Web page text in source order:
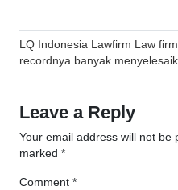
Post
navigation
LQ Indonesia Lawfirm Law
recordnya banyak
Leave a Reply
Your email address will not be
marked *
Comment *